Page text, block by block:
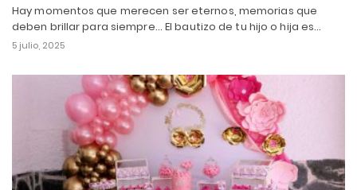
Hay momentos que merecen ser eternos, memorias que
deben brillar para siempre... El bautizo de tu hijo o hija es…
5 julio, 2025